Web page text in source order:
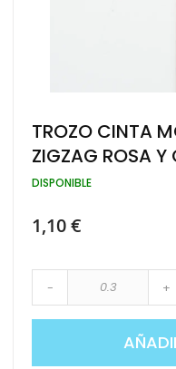
Saltar
al
comienzo
la
de
imágenes
TROZO CINTA
ZIGZAG ROSA
DISPONIBLE
1,10 €
- +